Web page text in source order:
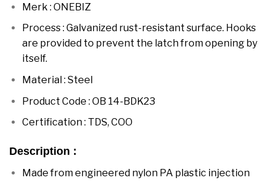
Merk : ONEBIZ
Process : Galvanized rust-resistant surface. Hooks
are provided to prevent the latch from opening by
itself.
Material : Steel
Product Code : OB 14-BDK23
Certification : TDS, COO
Description :
Made from engineered nylon PA plastic injection